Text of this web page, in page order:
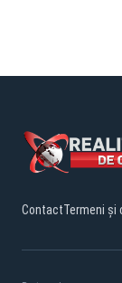
ContactTermeni și